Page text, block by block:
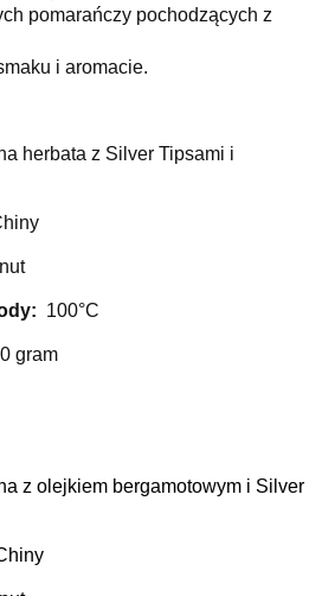
pomarańczy pochodzących z
i aromacie.
herbata z Silver Tipsami i
Chiny
100°C
gram
z olejkiem bergamotowym i Silver
Chiny